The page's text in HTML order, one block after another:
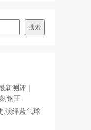
搜索
新测评｜
钢王
,演绎蓝气球